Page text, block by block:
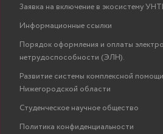
Заявка на включение в экосистему
Информационные ссылки
Порядок оформления и оплаты
нетрудоспособности (ЭЛН).
Развитие системы комплексной
Нижегородской области
Студенческое научное общество
Политика конфиденциальности